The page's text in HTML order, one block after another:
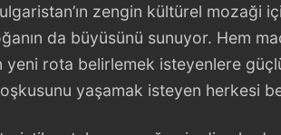
zengin kültürel
da büyüsünü sunuyor. Hem
yeni rota belirlemek isteyenlere
yaşamak isteyen herkesi